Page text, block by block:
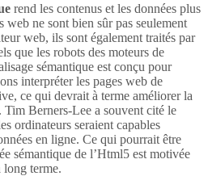
rend les contenus et les données plus
web ne sont bien sûr pas seulement
web, ils sont également traités par
que les robots des moteurs de
sémantique est conçu pour
interpréter les pages web de
ce qui devrait à terme améliorer la
Tim Berners-Lee a souvent cité le
ordinateurs seraient capables
en ligne. Ce qui pourrait être
sémantique de l’Html5 est motivée
long terme.